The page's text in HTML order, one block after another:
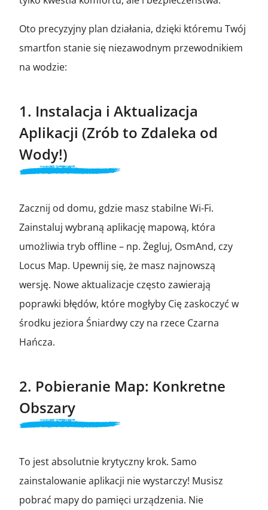
Oto precyzyjny plan działania, dzięki któremu Twój
smartfon stanie się niezawodnym przewodnikiem
na wodzie:
1. Instalacja i Aktualizacja
Aplikacji (Zrób to Zdaleka od
Wody!)
Zacznij od domu, gdzie masz stabilne Wi-Fi.
Zainstaluj wybraną aplikację mapową, która
umożliwia tryb offline – np. Żegluj, OsmAnd, czy
Locus Map. Upewnij się, że masz najnowszą
wersję. Nowe aktualizacje często zawierają
poprawki błędów, które mogłyby Cię zaskoczyć w
środku jeziora Śniardwy czy na rzece Czarna
Hańcza.
2. Pobieranie Map: Konkretne
Obszary
To jest absolutnie krytyczny krok. Samo
zainstalowanie aplikacji nie wystarczy! Musisz
pobrać mapy do pamięci urządzenia. Nie